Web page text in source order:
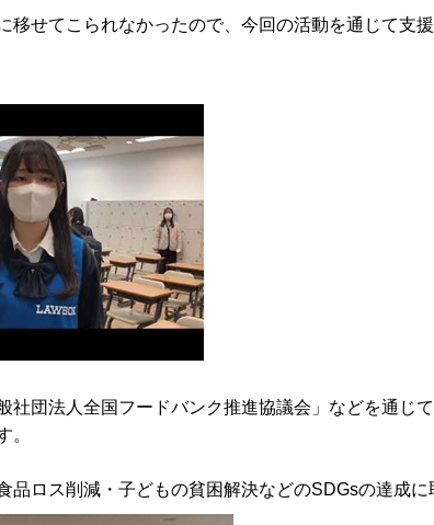
せてこられなかったので、今回の活動を通じて支
団法人全国フードバンク推進協議会」などを通じ
。
ロス削減・子どもの貧困解決などのSDGsの達成に